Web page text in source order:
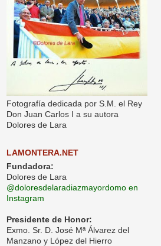
Fotografía dedicada por S.M. el Rey
Don Juan Carlos I a su autora
Dolores de Lara
LAMONTERA.NET
Fundadora:
Dolores de Lara
@doloresdelaradiazmayordomo en
Instagram
Presidente de Honor:
Exmo. Sr. D. José Mª Álvarez del
Manzano y López del Hierro